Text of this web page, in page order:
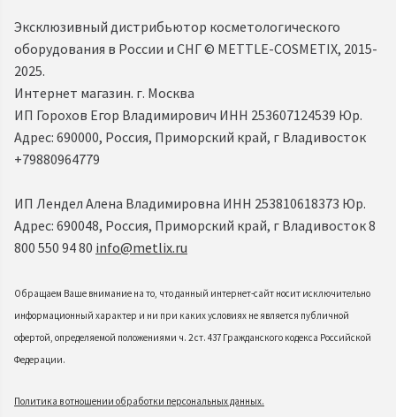
Эксклюзивный дистрибьютор косметологического
оборудования в России и СНГ ©️ METTLE-COSMETIX, 2015-
2025.
Интернет магазин. г. Москва
ИП Горохов Егор Владимирович ИНН 253607124539 Юр.
Адрес: 690000, Россия, Приморский край, г Владивосток
+79880964779
ИП Лендел Алена Владимировна ИНН 253810618373 Юр.
Адрес: 690048, Россия, Приморский край, г Владивосток 8
800 550 94 80 info@metlix.ru
Обращаем Ваше внимание на то, что данный интернет-сайт носит исключительно
информационный характер и ни при каких условиях не является публичной
офертой, определяемой положениями ч. 2 ст. 437 Гражданского кодекса Российской
Федерации.
Политика в отношении обработки персональных данных.